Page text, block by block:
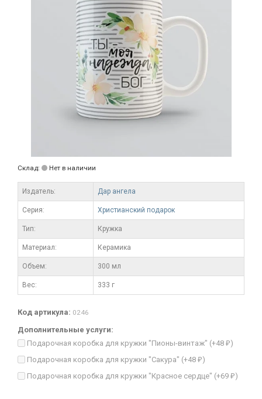
Склад: Нет в наличии
Издатель: Дар ангела
Серия: Христианский подарок
Тип: Кружка
Материал: Керамика
Объем: 300 мл
Вес: 333 г
Код артикула: 0246
Дополнительные услуги:
Подарочная коробка для кружки "Пионы-винтаж" (+48 ₽ )
Подарочная коробка для кружки "Сакура" (+48 ₽ )
Подарочная коробка для кружки "Красное сердце" (+69 ₽ )